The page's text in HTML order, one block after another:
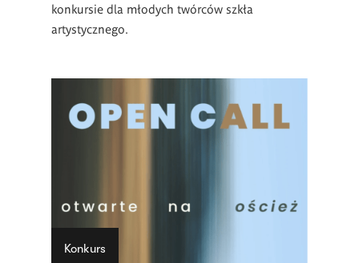
konkursie dla młodych twórców szkła
artystycznego.
Konkurs